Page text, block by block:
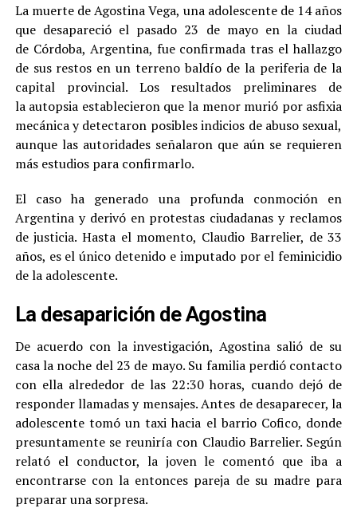
La muerte de Agostina Vega, una adolescente de 14 años
que desapareció el pasado 23 de mayo en la ciudad
de Córdoba, Argentina, fue confirmada tras el hallazgo
de sus restos en un terreno baldío de la periferia de la
capital provincial. Los resultados preliminares de
la autopsia establecieron que la menor murió por asfixia
mecánica y detectaron posibles indicios de abuso sexual,
aunque las autoridades señalaron que aún se requieren
más estudios para confirmarlo.
El caso ha generado una profunda conmoción en
Argentina y derivó en protestas ciudadanas y reclamos
de justicia. Hasta el momento, Claudio Barrelier, de 33
años, es el único detenido e imputado por el feminicidio
de la adolescente.
La desaparición de Agostina
De acuerdo con la investigación, Agostina salió de su
casa la noche del 23 de mayo. Su familia perdió contacto
con ella alrededor de las 22:30 horas, cuando dejó de
responder llamadas y mensajes. Antes de desaparecer, la
adolescente tomó un taxi hacia el barrio Cofico, donde
presuntamente se reuniría con Claudio Barrelier. Según
relató el conductor, la joven le comentó que iba a
encontrarse con la entonces pareja de su madre para
preparar una sorpresa.